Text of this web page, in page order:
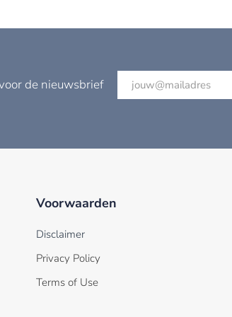
de nieuwsbrief
Voorwaarden
Disclaimer
Privacy Policy
Terms of Use